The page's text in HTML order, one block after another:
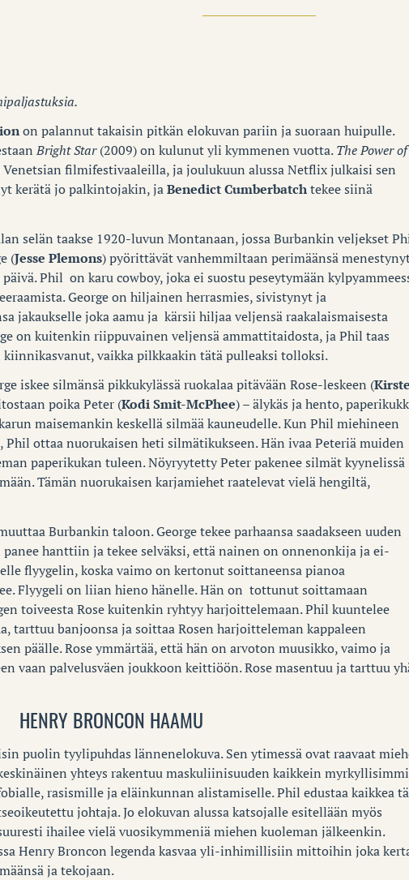
on palannut takaisin pitkän elokuvan pariin ja suoraan huipulle.
Bright Star(2009) on kulunut yli kymmenen vuotta.The Power of
filmifestivaaleilla, ja joulukuun alussa Netflix julkaisi sen
kerätä jo palkintojakin, jaBenedict Cumberbatchtekee siinä
selän taakse 1920-luvun Montanaan, jossa Burbankin veljekset
(Jesse Plemons) pyörittävät vanhemmiltaan perimäänsä
Phil on karu cowboy, joka ei suostu peseytymään
George on hiljainen herrasmies, sivistynyt ja
jakaukselle joka aamu ja kärsii hiljaa veljensä raakalaismaisesta
on kuitenkin riippuvainen veljensä ammattitaidosta, ja Phil taas
vaikka pilkkaakin tätä pulleaksi tolloksi.
iskee silmänsä pikkukylässä ruokalaa pitävään Rose-leskeen (
poika Peter (Kodi Smit-McPhee) – älykäs ja hento,
maisemankin keskellä silmää kauneudelle. Kun Phil miehineen
ottaa nuorukaisen heti silmätikukseen. Hän ivaa Peteriä muiden
paperikukan tuleen. Nöyryytetty Peter pakenee silmät kyynelissä
Tämän nuorukaisen karjamiehet raatelevat vielä hengiltä,
Burbankin taloon. George tekee parhaansa saadakseen uuden
hanttiin ja tekee selväksi, että nainen on onnenonkija ja ei-
flyygelin, koska vaimo on kertonut soittaneensa pianoa
Flyygeli on liian hieno hänelle. Hän on tottunut soittamaan
toiveesta Rose kuitenkin ryhtyy harjoittelemaan. Phil kuuntelee
tarttuu banjoonsa ja soittaa Rosen harjoitteleman kappaleen
päälle. Rose ymmärtää, että hän on arvoton muusikko, vaimo ja
vaan palvelusväen joukkoon keittiöön. Rose masentuu ja tarttuu
HENRY BRONCON HAAMU
puolin tyylipuhdas lännenelokuva. Sen ytimessä ovat raavaat
yhteys rakentuu maskuliinisuuden kaikkein
rasismille ja eläinkunnan alistamiselle. Phil edustaa kaikkea
johtaja. Jo elokuvan alussa katsojalle esitellään myös
ihailee vielä vuosikymmeniä miehen kuoleman jälkeenkin.
Henry Broncon legenda kasvaa yli-inhimillisiin mittoihin joka
ja tekojaan.